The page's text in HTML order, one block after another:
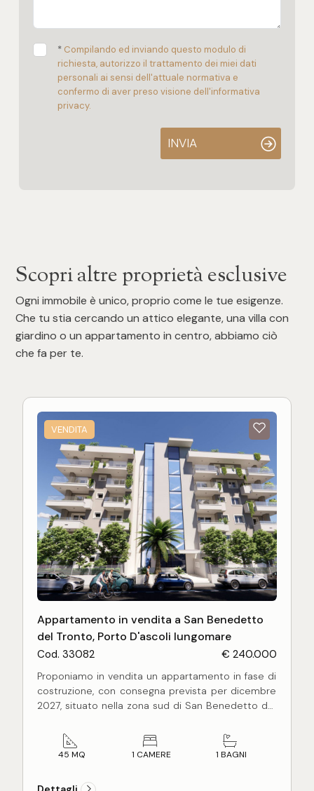
* Compilando ed inviando questo modulo di
richiesta, autorizzo il trattamento dei miei dati
personali ai sensi dell'attuale normativa e
confermo di aver preso visione dell'informativa
privacy.
INVIA
Scopri altre proprietà esclusive
Ogni immobile è unico, proprio come le tue esigenze.
Che tu stia cercando un attico elegante, una villa con
giardino o un appartamento in centro, abbiamo ciò
che fa per te.
VENDITA
Appartamento in vendita a San Benedetto
del Tronto, Porto D'ascoli lungomare
Cod. 33082 € 240.000
Proponiamo in vendita un appartamento in fase di
costruzione, con consegna prevista per dicembre
2027, situato nella zona sud di San Benedetto del
lungomare Rinascimento. Una nuova costruzione di
5 piani dal design moderno ed accattivante, che si
alto livello, con classe energetica A+ che garantirà
45 MQ 1 CAMERE 1 BAGNI